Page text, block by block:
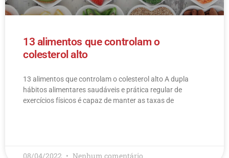
13 alimentos que controlam o
colesterol alto
13 alimentos que controlam o colesterol alto​ A dupla
hábitos alimentares saudáveis e prática regular de
exercícios físicos é capaz de manter as taxas de
08/04/2022 Nenhum comentário